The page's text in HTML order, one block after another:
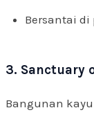
Bersantai di
3. Sanctuary
Bangunan